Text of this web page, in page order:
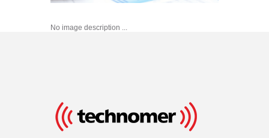
No image description ...